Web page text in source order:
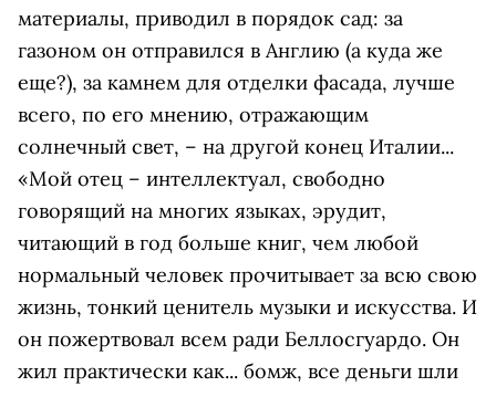
материалы, приводил в порядок сад: за
газоном он отправился в Англию (а куда же
еще?), за камнем для отделки фасада, лучше
всего, по его мнению, отражающим
солнечный свет, – на другой конец Италии...
«Мой отец – интеллектуал, свободно
говорящий на многих языках, эрудит,
читающий в год больше книг, чем любой
нормальный человек прочитывает за всю свою
жизнь, тонкий ценитель музыки и искусства. И
он пожертвовал всем ради Беллосгуардо. Он
жил практически как... бомж, все деньги шли